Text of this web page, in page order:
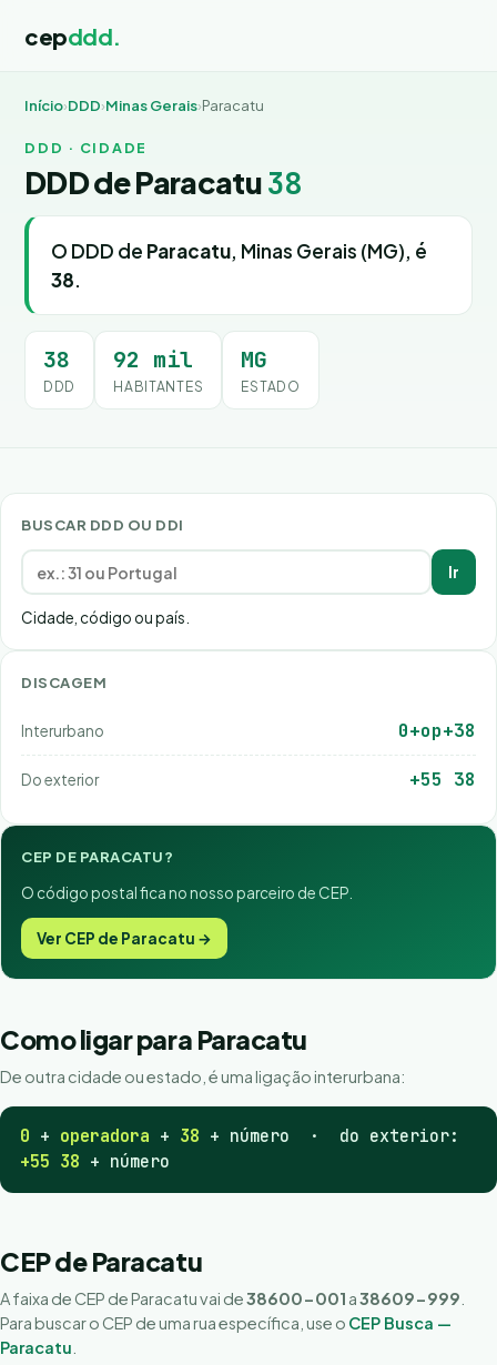
cepddd.
Início›DDD›Minas Gerais›Paracatu
DDD · CIDADE
DDD de Paracatu38
O DDD de Paracatu, Minas Gerais (MG), é
38.
38
DDD
92 mil
HABITANTES
MG
ESTADO
BUSCAR DDD OU DDI
Ir
Cidade, código ou país.
DISCAGEM
Interurbano 0+op+38
Do exterior +55 38
CEP DE PARACATU?
O código postal fica no nosso parceiro de CEP.
Ver CEP de Paracatu →
Como ligar para Paracatu
De outra cidade ou estado, é uma ligação interurbana:
0 + operadora + 38 + número · do exterior:
+55 38 + número
CEP de Paracatu
A faixa de CEP de Paracatu vai de38600-001 a38609-999
Para buscar o CEP de uma rua específica, use o CEP Busca —
Paracatu